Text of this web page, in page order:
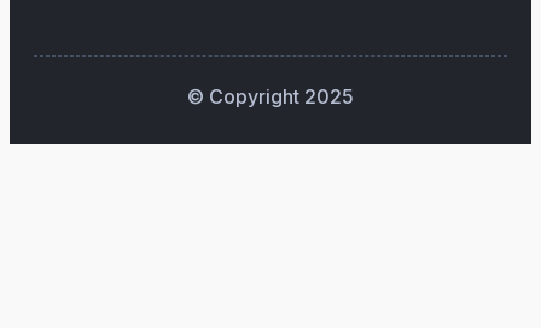
© Copyright 2025